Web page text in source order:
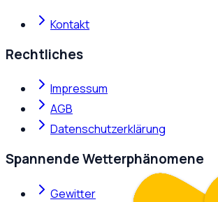
Kontakt
Rechtliches
Impressum
AGB
Datenschutzerklärung
Spannende Wetterphänomene
Gewitter